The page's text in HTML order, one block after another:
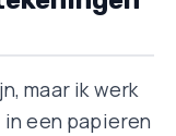
maar ik werk
een papieren